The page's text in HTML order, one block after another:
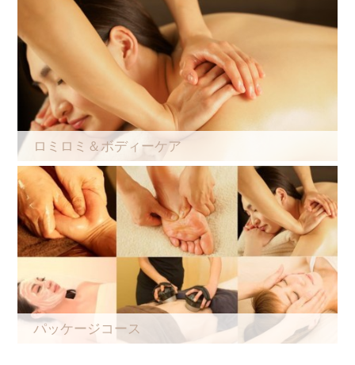
ロミロミ＆ボディーケア
パッケージコース